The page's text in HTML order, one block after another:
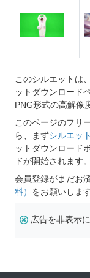
このシルエットは
ットダウンロード
PNG形式の高解像
このページのフリ
ら、まずシルエッ
ットダウンロード
ドが開始されます。
会員登録がまだお
料） をお願いします
広告を非表示